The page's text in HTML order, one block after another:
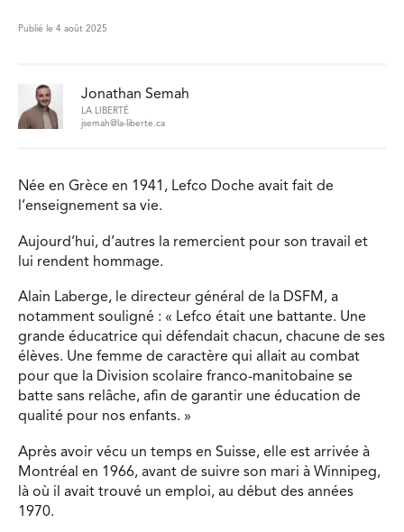
Publié le 4 août 2025
Jonathan Semah
LA LIBERTÉ
jsemah@la-liberte.ca
Née en Grèce en 1941, Lefco Doche avait fait de
l’enseignement sa vie.
Aujourd’hui, d’autres la remercient pour son travail et
lui rendent hommage.
Alain Laberge, le directeur général de la DSFM, a
notamment souligné : « Lefco était une battante. Une
grande éducatrice qui défendait chacun, chacune de ses
élèves. Une femme de caractère qui allait au combat
pour que la Division scolaire franco-manitobaine se
batte sans relâche, afin de garantir une éducation de
qualité pour nos enfants. »
Après avoir vécu un temps en Suisse, elle est arrivée à
Montréal en 1966, avant de suivre son mari à Winnipeg,
là où il avait trouvé un emploi, au début des années
1970.